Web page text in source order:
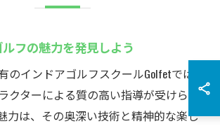
フの魅力を発見しよう
のインドアゴルフスクールGolfetでは、
クターによる質の高い指導が受けられ
力は、その奥深い技術と精神的な楽し